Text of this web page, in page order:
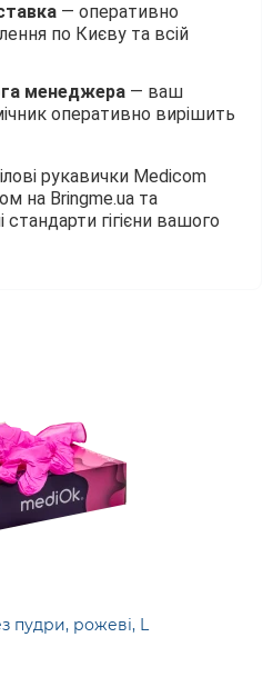
— оперативно
по Києву та всій
менеджера — ваш
оперативно вирішить
рукавички Medicom
на Bringme.ua та
гігієни вашого
пудри, рожеві, L